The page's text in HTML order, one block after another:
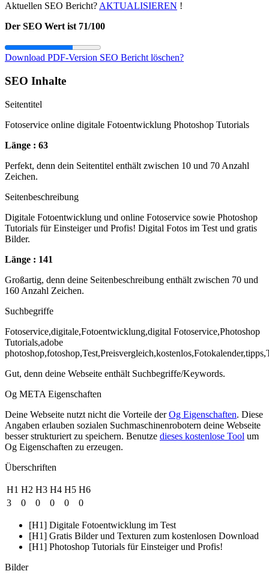
Aktuellen SEO Bericht? AKTUALISIEREN !
Der SEO Wert ist 71/100
Download PDF-Version SEO Bericht löschen?
SEO Inhalte
Seitentitel
Fotoservice online digitale Fotoentwicklung Photoshop Tutorials
Länge : 63
Perfekt, denn dein Seitentitel enthält zwischen 10 und 70 Anzahl
Zeichen.
Seitenbeschreibung
Digitale Fotoentwicklung und online Fotoservice sowie Photoshop
Tutorials für Einsteiger und Profis! Digital Fotos im Test und gratis
Bilder.
Länge : 141
Großartig, denn deine Seitenbeschreibung enthält zwischen 70 und
160 Anzahl Zeichen.
Suchbegriffe
Fotoservice,digitale,Fotoentwicklung,digital Fotoservice,Photoshop
Tutorials,adobe
Gut, denn deine Webseite enthält Suchbegriffe/Keywords.
Og META Eigenschaften
Deine Webseite nutzt nicht die Vorteile derOg Eigenschaften. Diese
Angaben erlauben sozialen Suchmaschinenrobotern deine Webseite
besser strukturiert zu speichern. Benutze dieses kostenlose Tool um
Og Eigenschaften zu erzeugen.
Überschriften
H1 H2 H3 H4 H5 H6
3
0 0 0 0 0
[H1] Digitale Fotoentwicklung im Test
[H1] Gratis Bilder und Texturen zum kostenlosen Download
[H1] Photoshop Tutorials für Einsteiger und Profis!
Bilder